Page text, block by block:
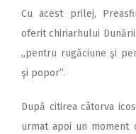
Cu acest prilej,
oferit chiriarhului
„pentru rugăciune şi
şi popor”.
După citirea câtorva
urmat apoi un moment